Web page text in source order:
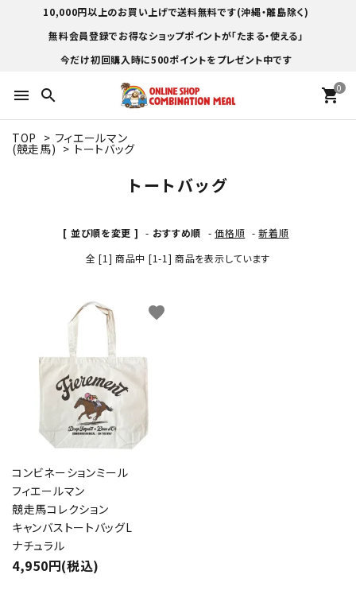
10,000円以上のお買い上げで送料無料です(沖縄・離島除く)
無料会員登録でお得なショップポイントが「たまる・使える」
今だけ初回購入時に500ポイントをプレゼント中です
menu search 0
shopping_cart
TOP > フィエールマン
(競走馬) > トートバッグ
トートバッグ
[ 並び順を変更 ] - おすすめ順 -価格順 -新着順
全 [1] 商品中 [1-1] 商品を表示しています
コンビネーションミール
フィエールマン
競走馬コレクション
キャンバストートバッグL
ナチュラル
4,950円(税込)
favorite